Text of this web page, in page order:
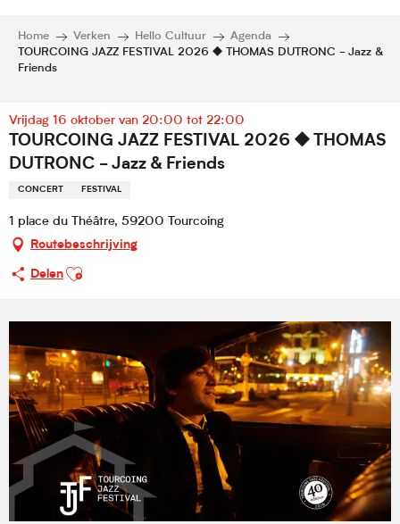
Home Verken Hello Cultuur
Agenda
TOURCOING JAZZ FESTIVAL 2026 ⯁ THOMAS DUTRONC - Jazz &
Friends
Vrijdag 16 oktober van 20:00 tot 22:00
TOURCOING JAZZ FESTIVAL 2026 ⯁ THOMAS
DUTRONC - Jazz & Friends
CONCERT FESTIVAL
1 place du Théâtre, 59200 Tourcoing
Routebeschrijving
Delen
Ajouter aux favoris